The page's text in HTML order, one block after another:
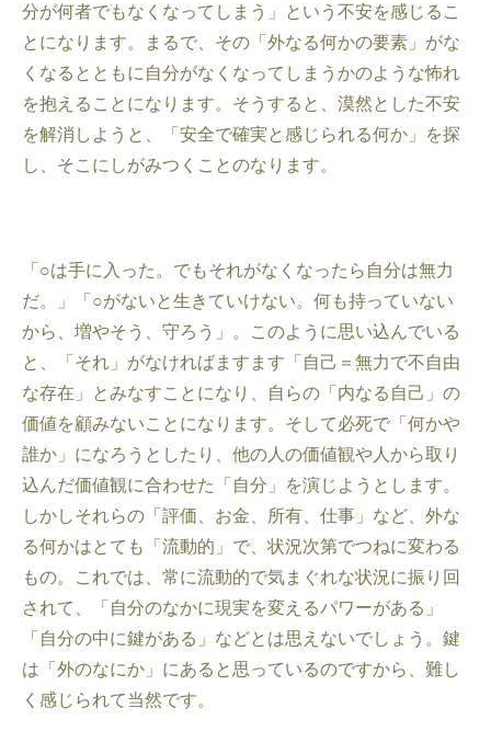
分が何者でもなくなってしまう」という不安を感じるこ
とになります。まるで、その「外なる何かの要素」がな
くなるとともに自分がなくなってしまうかのような怖れ
を抱えることになります。そうすると、漠然とした不安
を解消しようと、「安全で確実と感じられる何か」を探
し、そこにしがみつくことのなります。
「○は手に入った。でもそれがなくなったら自分は無力
だ。」「○がないと生きていけない。何も持っていない
から、増やそう、守ろう」。このように思い込んでいる
と、「それ」がなければますます「自己＝無力で不自由
な存在」とみなすことになり、自らの「内なる自己」の
価値を顧みないことになります。そして必死で「何かや
誰か」になろうとしたり、他の人の価値観や人から取り
込んだ価値観に合わせた「自分」を演じようとします。
しかしそれらの「評価、お金、所有、仕事」など、外な
る何かはとても「流動的」で、状況次第でつねに変わる
もの。これでは、常に流動的で気まぐれな状況に振り回
されて、「自分のなかに現実を変えるパワーがある」
「自分の中に鍵がある」などとは思えないでしょう。鍵
は「外のなにか」にあると思っているのですから、難し
く感じられて当然です。